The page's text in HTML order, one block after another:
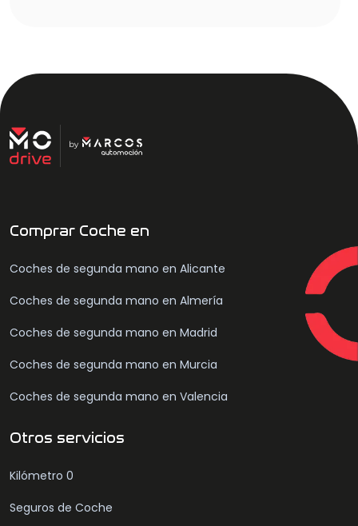
Comprar Coche en
Coches de segunda mano en Alicante
Coches de segunda mano en Almería
Coches de segunda mano en Madrid
Coches de segunda mano en Murcia
Coches de segunda mano en Valencia
Otros servicios
Kilómetro 0
Seguros de Coche